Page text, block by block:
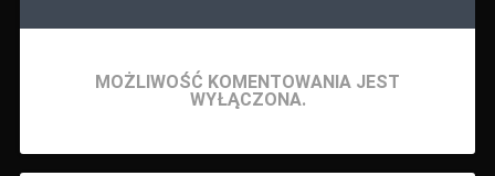
MOŻLIWOŚĆ KOMENTOWANIA JEST
WYŁĄCZONA.